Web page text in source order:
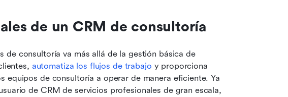
de un CRM de consultoría
de consultoría va más allá de la gestión básica de
automatiza los flujos de trabajo y proporciona
equipos de consultoría a operar de manera eficiente. Ya
de CRM de servicios profesionales de gran escala,